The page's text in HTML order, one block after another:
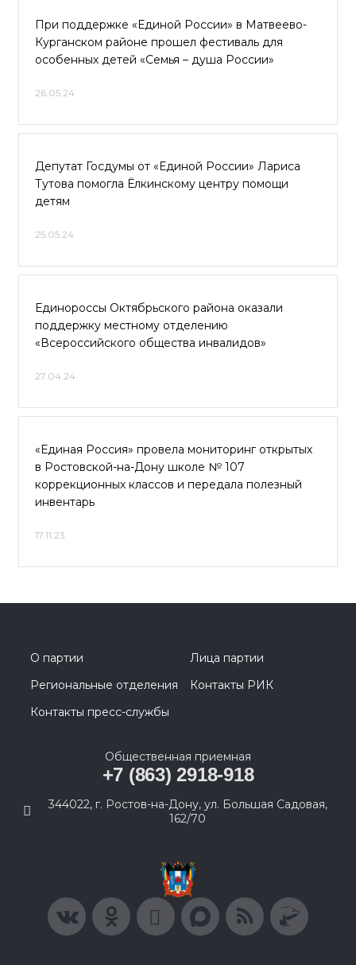
При поддержке «Единой России» в Матвеево-
Курганском районе прошел фестиваль для
особенных детей «Семья – душа России»
26.05.24
Депутат Госдумы от «Единой России» Лариса
Тутова помогла Ёлкинскому центру помощи
детям
25.05.24
Единороссы Октябрьского района оказали
поддержку местному отделению
«Всероссийского общества инвалидов»
27.04.24
«Единая Россия» провела мониторинг открытых
в Ростовской-на-Дону школе № 107
коррекционных классов и передала полезный
инвентарь
17.11.23
О партии
Лица партии
Региональные отделения
Контакты РИК
Контакты пресс-службы
Общественная приемная
+7 (863) 2918-918
344022, г. Ростов-на-Дону, ул. Большая Садовая,
162/70